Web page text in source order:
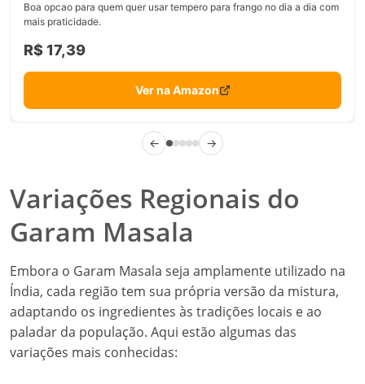
Boa opcao para quem quer usar tempero para frango no dia a dia com
mais praticidade.
R$ 17,39
Ver na Amazon
← →
Variações Regionais do
Garam Masala
Embora o Garam Masala seja amplamente utilizado na
Índia, cada região tem sua própria versão da mistura,
adaptando os ingredientes às tradições locais e ao
paladar da população. Aqui estão algumas das
variações mais conhecidas: